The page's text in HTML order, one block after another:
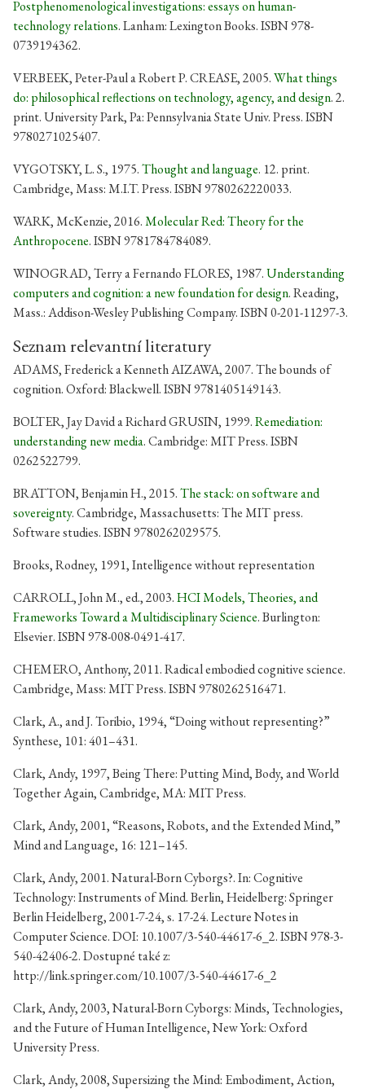
Postphenomenological investigations: essays on human-
technology relations. Lanham: Lexington Books. ISBN 978-
0739194362.
VERBEEK, Peter-Paul a Robert P. CREASE, 2005.What things
do: philosophical reflections on technology, agency, and design. 2.
print. University Park, Pa: Pennsylvania State Univ. Press. ISBN
9780271025407.
VYGOTSKY, L. S., 1975.Thought and language. 12. print.
Cambridge, Mass: M.I.T. Press. ISBN 9780262220033.
WARK, McKenzie, 2016.Molecular Red: Theory for the
Anthropocene. ISBN 9781784784089.
WINOGRAD, Terry a Fernando FLORES, 1987.Understanding
computers and cognition: a new foundation for design. Reading,
Mass.: Addison-Wesley Publishing Company. ISBN 0-201-11297-3.
Seznam relevantní literatury
ADAMS, Frederick a Kenneth AIZAWA, 2007. The bounds of
cognition. Oxford: Blackwell. ISBN 9781405149143.
BOLTER, Jay David a Richard GRUSIN, 1999.Remediation:
understanding new media. Cambridge: MIT Press. ISBN
0262522799.
BRATTON, Benjamin H., 2015.The stack: on software and
sovereignty. Cambridge, Massachusetts: The MIT press.
Software studies. ISBN 9780262029575.
Brooks, Rodney, 1991, Intelligence without representation
CARROLL, John M., ed., 2003.HCI Models, Theories, and
Frameworks Toward a Multidisciplinary Science. Burlington:
Elsevier. ISBN 978-008-0491-417.
CHEMERO, Anthony, 2011. Radical embodied cognitive science.
Cambridge, Mass: MIT Press. ISBN 9780262516471.
Clark, A., and J. Toribio, 1994, “Doing without representing?”
Synthese, 101: 401–431.
Clark, Andy, 1997, Being There: Putting Mind, Body, and World
Together Again, Cambridge, MA: MIT Press.
Clark, Andy, 2001, “Reasons, Robots, and the Extended Mind,”
Mind and Language, 16: 121–145.
Clark, Andy, 2001. Natural-Born Cyborgs?. In: Cognitive
Technology: Instruments of Mind. Berlin, Heidelberg: Springer
Berlin Heidelberg, 2001-7-24, s. 17-24. Lecture Notes in
Computer Science. DOI: 10.1007/3-540-44617-6_2. ISBN 978-3-
540-42406-2. Dostupné také z:
http://link.springer.com/10.1007/3-540-44617-6_2
Clark, Andy, 2003, Natural-Born Cyborgs: Minds, Technologies,
and the Future of Human Intelligence, New York: Oxford
University Press.
Clark, Andy, 2008, Supersizing the Mind: Embodiment, Action,